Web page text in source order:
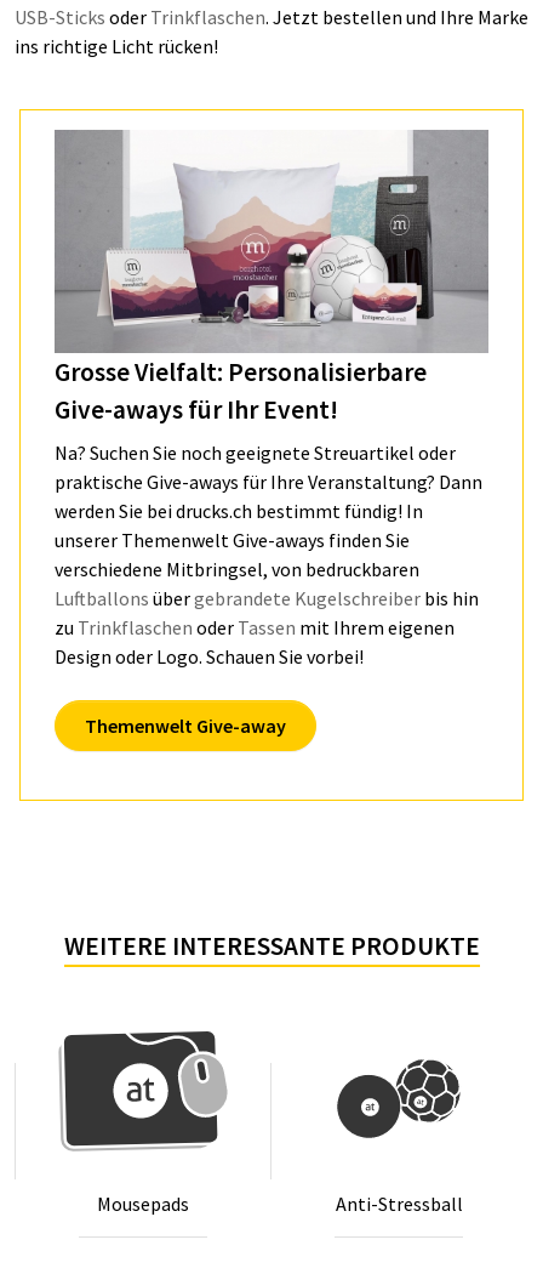
USB-Sticks oder Trinkflaschen. Jetzt bestellen und Ihre Marke
ins richtige Licht rücken!
Grosse Vielfalt: Personalisierbare
Give-aways für Ihr Event!
Na? Suchen Sie noch geeignete Streuartikel oder
praktische Give-aways für Ihre Veranstaltung? Dann
werden Sie bei drucks.ch bestimmt fündig! In
unserer Themenwelt Give-aways finden Sie
verschiedene Mitbringsel, von bedruckbaren
Luftballons übergebrandete Kugelschreiber bis hin
zu Trinkflaschen oder Tassen mit Ihrem eigenen
Design oder Logo. Schauen Sie vorbei!
Themenwelt Give-away
WEITERE INTERESSANTE PRODUKTE
Mou­se­pads An­ti-Stress­ball